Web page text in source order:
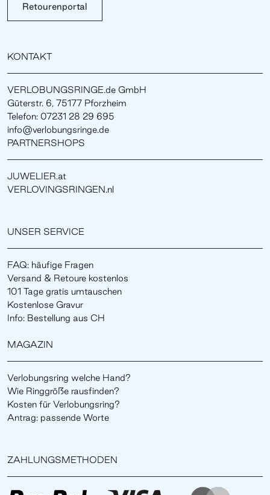
Retourenportal
KONTAKT
VERLOBUNGSRINGE.de GmbH
Güterstr. 6, 75177 Pforzheim
Telefon: 07231 28 29 695
info@verlobungsringe.de
PARTNERSHOPS
JUWELIER.at
VERLOVINGSRINGEN.nl
UNSER SERVICE
FAQ: häufige Fragen
Versand & Retoure kostenlos
101 Tage gratis umtauschen
Kostenlose Gravur
Info: Bestellung aus CH
MAGAZIN
Verlobungsring welche Hand?
Wie Ringgröße rausfinden?
Kosten für Verlobungsring?
Antrag: passende Worte
ZAHLUNGSMETHODEN